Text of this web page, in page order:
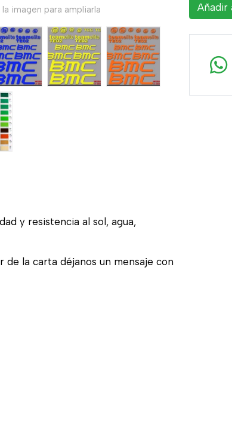
imagen para ampliarla
y resistencia al sol, agua,
de la carta déjanos un mensaje con
Añadir